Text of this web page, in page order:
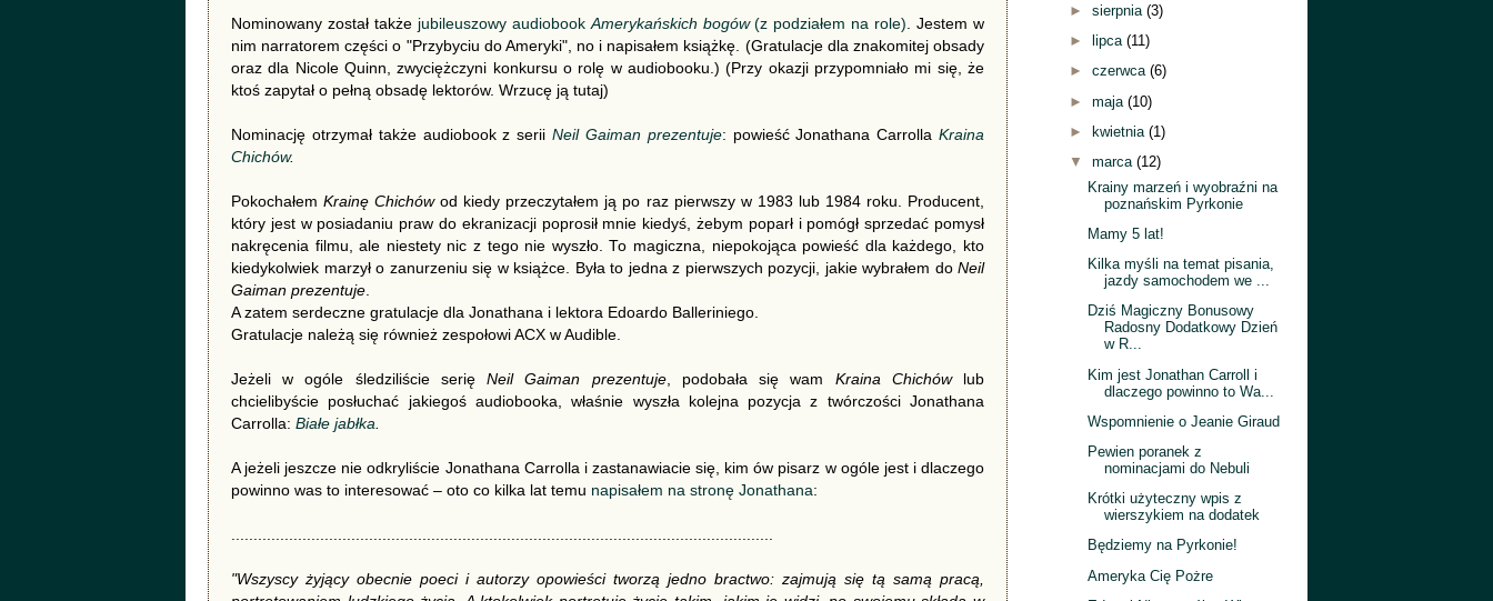
Nominowany został także jubileuszowy audiobook Amerykańskich bogów(z podziałem na role) . Jestem w
nim narratorem części o "Przybyciu do Ameryki", no i napisałem książkę. (Gratulacje dla znakomitej obsady
oraz dla Nicole Quinn, zwyciężczyni konkursu o rolę w audiobooku.) (Przy okazji przypomniało mi się, że
ktoś zapytał o pełną obsadę lektorów. Wrzucę ją tutaj)
Nominację otrzymał także audiobook z serii Neil Gaiman prezentuje: powieść Jonathana CarrollaKraina
Chichów.
PokochałemKrainę Chichówod kiedy przeczytałem ją po raz pierwszy w 1983 lub 1984 roku. Producent,
który jest w posiadaniu praw do ekranizacji poprosił mnie kiedyś, żebym poparł i pomógł sprzedać pomysł
nakręcenia filmu, ale niestety nic z tego nie wyszło. To magiczna, niepokojąca powieść dla każdego, kto
kiedykolwiek marzył o zanurzeniu się w książce. Była to jedna z pierwszych pozycji, jakie wybrałem do Neil
Gaiman prezentuje
A zatem serdeczne gratulacje dla Jonathana i lektora Edoardo Balleriniego.
Gratulacje należą się również zespołowi ACX w Audible.
Jeżeli w ogóle śledziliście serięNeil Gaiman prezentuje, podobała się wam Kraina Chichówlub
chcielibyście posłuchać jakiegoś audiobooka, właśnie wyszła kolejna pozycja z twórczości Jonathana
Carrolla: Białe jabłka
A jeżeli jeszcze nie odkryliście Jonathana Carrolla i zastanawiacie się, kim ów pisarz w ogóle jest i dlaczego
powinno was to interesować – oto co kilka lat temu napisałem na stronę Jonathana:
"Wszyscy żyjący obecnie poeci i autorzy opowieści tworzą jedno bractwo: zajmują się tą samą pracą,
►sierpnia(3)
►
lipca(11)
►czerwca(6)
►maja(10)
►kwietnia(1)
▼marca(12)
Krainy marzeń i wyobraźni na
poznańskim Pyrkonie
Mamy 5 lat!
Kilka myśli na temat pisania,
jazdy samochodem we ...
Dziś Magiczny Bonusowy
Radosny Dodatkowy Dzień
w R...
Kim jest Jonathan Carroll i
dlaczego powinno to Wa...
Wspomnienie o Jeanie Giraud
Pewien poranek z
nominacjami do Nebuli
Krótki użyteczny wpis z
wierszykiem na dodatek
Będziemy na Pyrkonie!
Ameryka Cię Pożre